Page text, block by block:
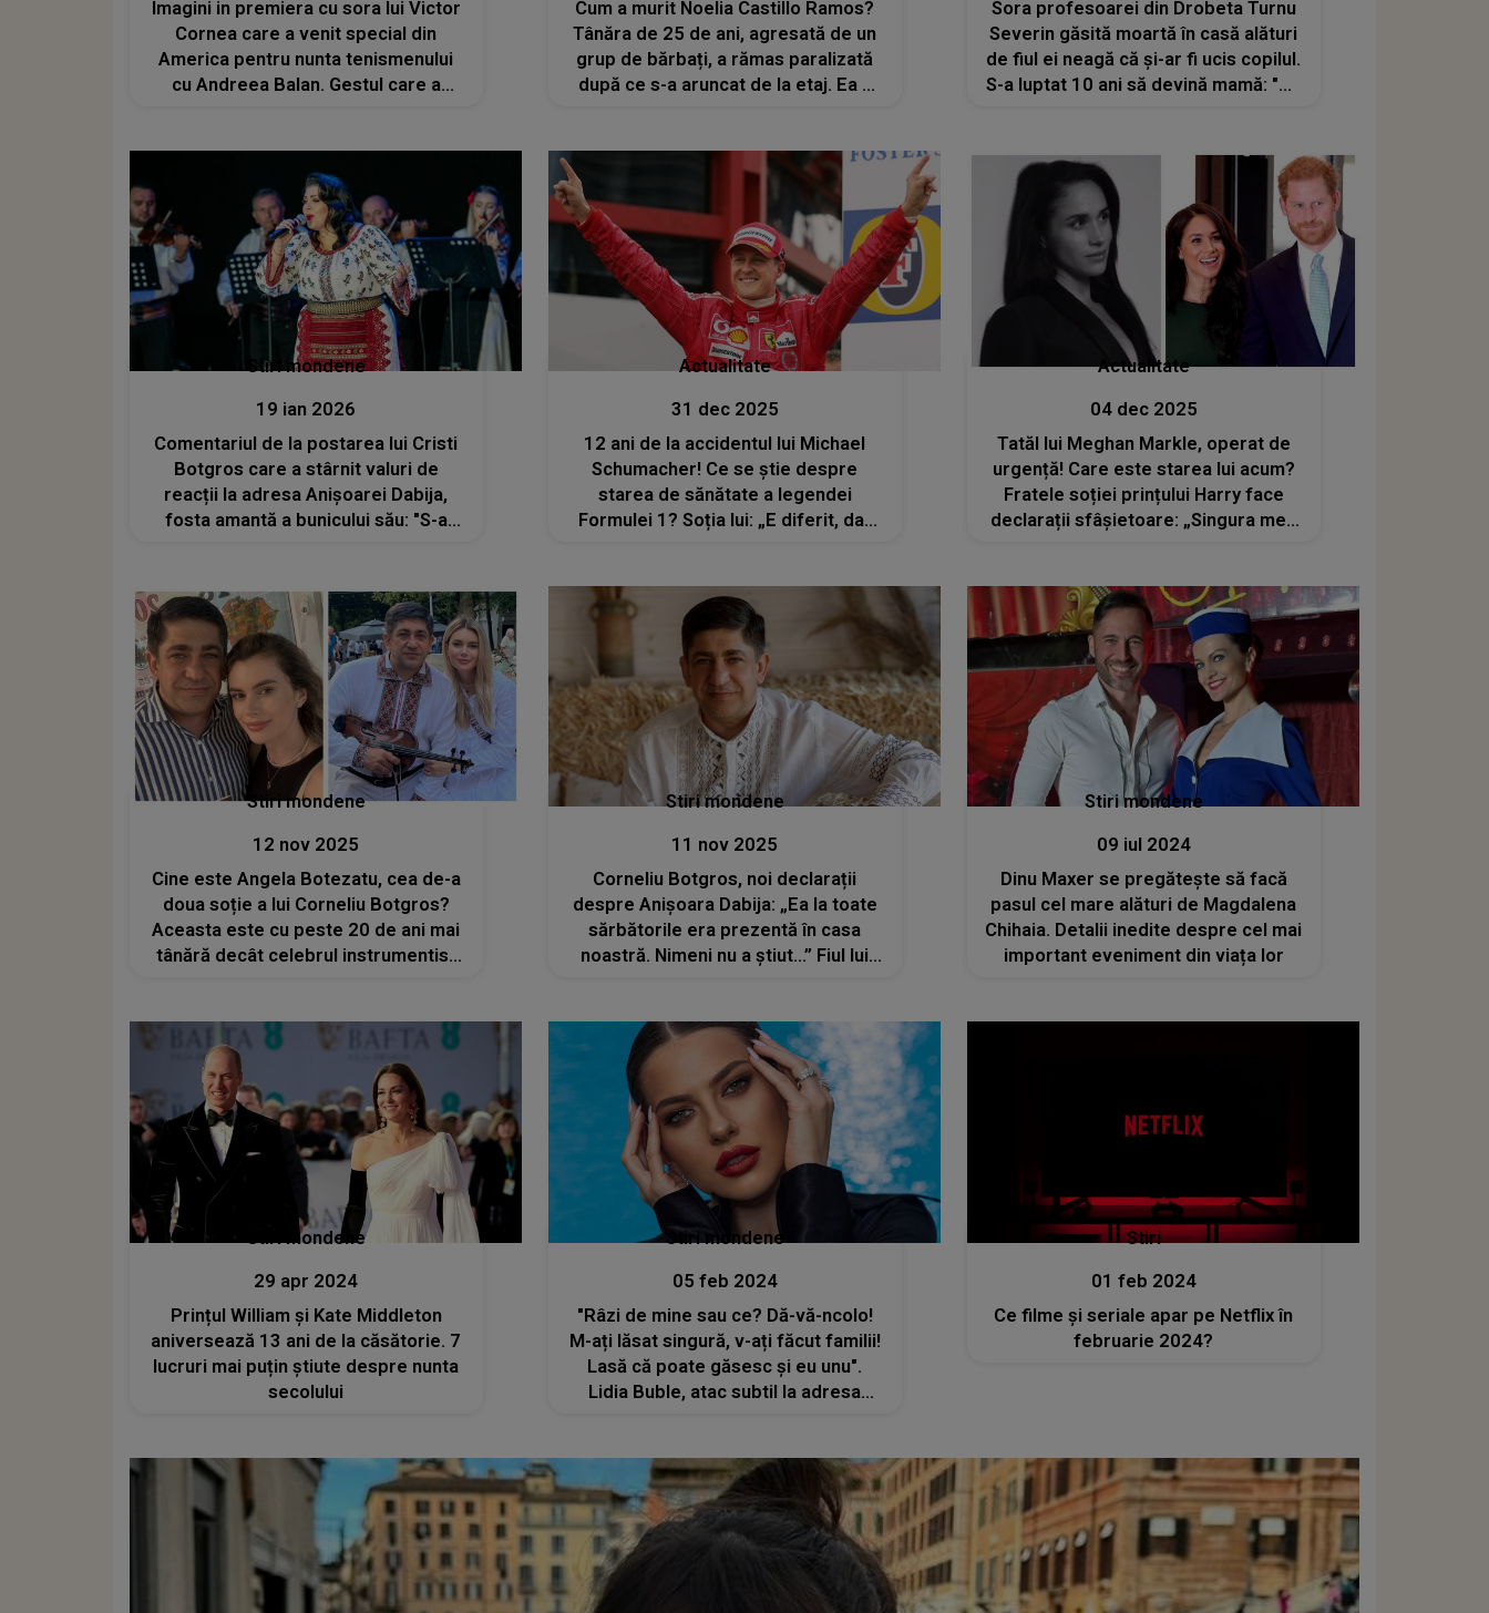
Imagini in premiera cu sora lui Victor
Cornea care a venit special din
America pentru nunta tenismenului
cu Andreea Balan. Gestul care a
Cum a murit Noelia Castillo Ramos?
Tânăra de 25 de ani, agresată de un
grup de bărbați, a rămas paralizată
după ce s-a aruncat de la etaj. Ea a
Sora profesoarei din Drobeta Turnu
Severin găsită moartă în casă alături
de fiul ei neagă că și-ar fi ucis copilul.
S-a luptat 10 ani să devină mamă: "Nu
Stiri mondene
19 ian 2026
Comentariul de la postarea lui Cristi
Botgros care a stârnit valuri de
reacții la adresa Anișoarei Dabija,
fosta amantă a bunicului său: "S-a
căpătându-și locul mult râvnit"
Actualitate
31 dec 2025
12 ani de la accidentul lui Michael
Schumacher! Ce se știe despre
starea de sănătate a legendei
Formulei 1? Soția lui: „E diferit, dar
Actualitate
04 dec 2025
Tatăl lui Meghan Markle, operat de
urgență! Care este starea lui acum?
Fratele soției prințului Harry face
declarații sfâșietoare: „Singura mea
literalmente pentru viața lui”
Stiri mondene
12 nov 2025
Cine este Angela Botezatu, cea de-a
doua soție a lui Corneliu Botgros?
Aceasta este cu peste 20 de ani mai
tânără decât celebrul instrumentist
Stiri mondene
11 nov 2025
Corneliu Botgros, noi declarații
despre Anișoara Dabija: „Ea la toate
sărbătorile era prezentă în casa
noastră. Nimeni nu a știut...” Fiul lui
său. Cât de des se întâlnește cu sora
lui?
Stiri mondene
09 iul 2024
Dinu Maxer se pregăteşte să facă
pasul cel mare alături de Magdalena
Chihaia. Detalii inedite despre cel mai
important eveniment din viața lor
Stiri mondene
29 apr 2024
Prințul William și Kate Middleton
aniversează 13 ani de la căsătorie. 7
lucruri mai puțin știute despre nunta
secolului
Stiri mondene
05 feb 2024
"Râzi de mine sau ce? Dă-vă-ncolo!
M-ați lăsat singură, v-ați făcut familii!
Lasă că poate găsesc și eu unu".
Lidia Buble, atac subtil la adresa
Stiri
01 feb 2024
Ce filme și seriale apar pe Netflix în
februarie 2024?